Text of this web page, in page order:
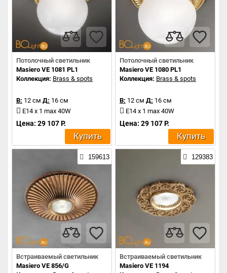
Потолочный светильник
Masiero VE 1081 PL1
Коллекция: Brass & spots
В: 12 см Д: 16 см
E14 x 1 max 40W
Цена: 29 107 Р.
Купить
Потолочный светильник
Masiero VE 1080 PL1
Коллекция: Brass & spots
В: 12 см Д: 16 см
E14 x 1 max 40W
Цена: 29 107 Р.
Купить
159613
Встраиваемый светильник
Masiero VE 856/G
129383
Встраиваемый светильник
Masiero VE 1194